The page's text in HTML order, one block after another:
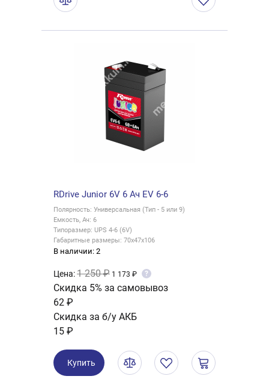
RDrive Junior 6V 6 Ач EV 6-6
Полярность: Универсальная (Тип - 5 или 9)
Емкость, Ач: 6
Типоразмер: UPS 4-6 (6V)
Габаритные размеры: 70x47x106
В наличии: 2
Цена:1 250 ₽ 1 173 ₽ ?
Скидка 5% за самовывоз
62 ₽
Скидка за б/у АКБ
15 ₽
Купить